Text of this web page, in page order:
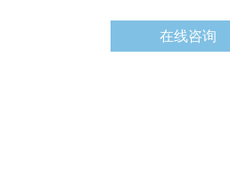
在线咨询